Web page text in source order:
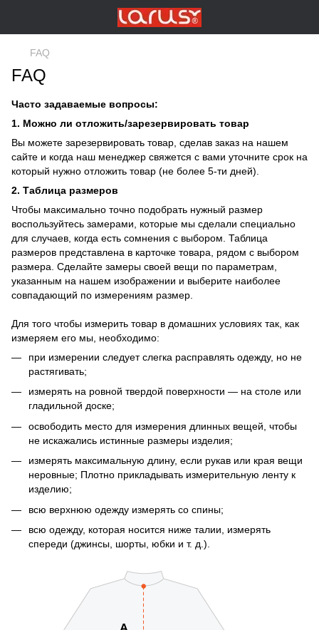
FAQ
FAQ
Часто задаваемые вопросы:
1. Можно ли отложить/зарезервировать товар
Вы можете зарезервировать товар, сделав заказ на нашем
сайте и когда наш менеджер свяжется с вами уточните срок на
который нужно отложить товар (не более 5-ти дней).
2. Таблица размеров
Чтобы максимально точно подобрать нужный размер
воспользуйтесь замерами, которые мы сделали специально
для случаев, когда есть сомнения с выбором. Таблица
размеров представлена в карточке товара, рядом с выбором
размера. Сделайте замеры своей вещи по параметрам,
указанным на нашем изображении и выберите наиболее
совпадающий по измерениям размер.
Для того чтобы измерить товар в домашних условиях так, как
измеряем его мы, необходимо:
при измерении следует слегка расправлять одежду, но не
растягивать;
измерять на ровной твердой поверхности — на столе или
гладильной доске;
освободить место для измерения длинных вещей, чтобы
не искажались истинные размеры изделия;
измерять максимальную длину, если рукав или края вещи
неровные; Плотно прикладывать измерительную ленту к
изделию;
всю верхнюю одежду измерять со спины;
всю одежду, которая носится ниже талии, измерять
спереди (джинсы, шорты, юбки и т. д.).